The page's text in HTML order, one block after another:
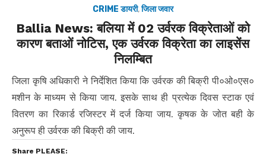
CRIME डायरी,जिला जवार
Ballia News: बलिया में 02 उर्वरक विक्रेताओं को
कारण बताओं नोटिस, एक उर्वरक विक्रेता का लाइसेंस
निलम्बित
जिला कृषि अधिकारी ने निर्देशित किया कि उर्वरक की बिक्री पी०ओ०एस०
मशीन के माध्यम से किया जाय. इसके साथ ही प्रत्येक दिवस स्टाक एवं
वितरण का रिकार्ड रजिस्टर में दर्ज किया जाय. कृषक के जोत बही के
अनुरूप ही उर्वरक की बिक्री की जाय.
Share PLEASE: